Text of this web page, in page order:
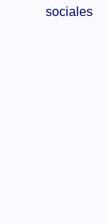
sociales